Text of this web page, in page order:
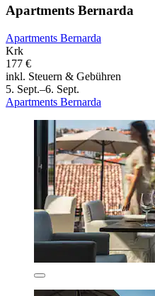
Apartments Bernarda
Apartments Bernarda
Krk
177 €
inkl. Steuern & Gebühren
5. Sept.–6. Sept.
Apartments Bernarda